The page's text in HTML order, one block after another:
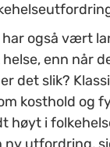
har også vært
enn når
det slik?
kosthold og
høyt i